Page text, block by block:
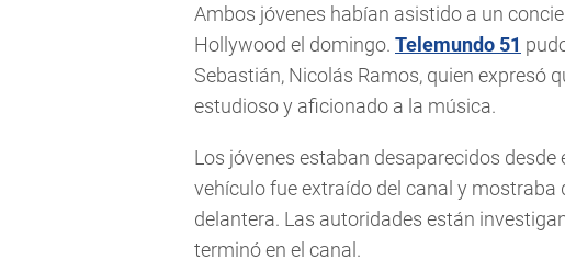
Ambos jóvenes habían asistido a un
Hollywood el domingo. Telemundo 51
Sebastián, Nicolás Ramos, quien expresó
estudioso y aficionado a la música.
Los jóvenes estaban desaparecidos desde
vehículo fue extraído del canal y mostraba
delantera. Las autoridades están
terminó en el canal.